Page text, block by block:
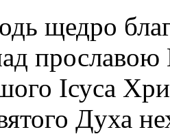
щедро
прославою
Ісуса
Духа